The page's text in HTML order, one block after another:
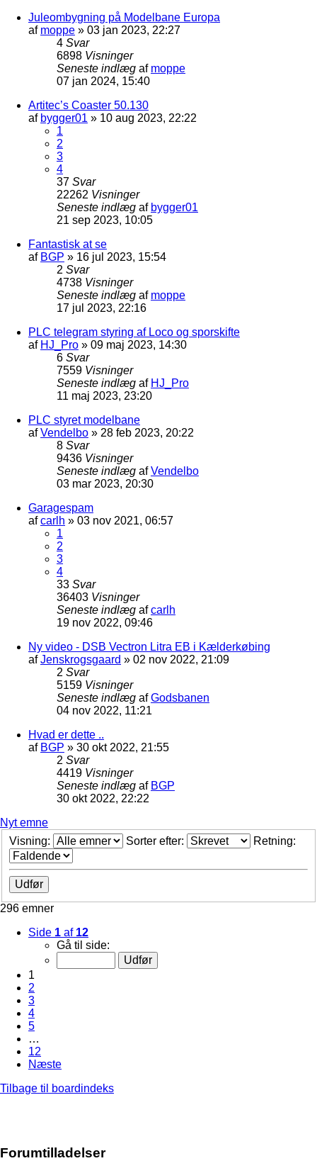
Juleombygning på Modelbane Europa
af moppe » 03 jan 2023, 22:27
4 Svar
6898 Visninger
Seneste indlæg af moppe
07 jan 2024, 15:40
Artitec’s Coaster 50.130
af bygger01 » 10 aug 2023, 22:22
1
2
3
4
37 Svar
22262 Visninger
Seneste indlæg af bygger01
21 sep 2023, 10:05
Fantastisk at se
af BGP » 16 jul 2023, 15:54
2 Svar
4738 Visninger
Seneste indlæg af moppe
17 jul 2023, 22:16
PLC telegram styring af Loco og sporskifte
af HJ_Pro » 09 maj 2023, 14:30
6 Svar
7559 Visninger
Seneste indlæg af HJ_Pro
11 maj 2023, 23:20
PLC styret modelbane
afVendelbo » 28 feb 2023, 20:22
8 Svar
9436 Visninger
Seneste indlæg afVendelbo
03 mar 2023, 20:30
Garagespam
afcarlh » 03 nov 2021, 06:57
1
2
3
4
33 Svar
36403 Visninger
Seneste indlæg afcarlh
19 nov 2022, 09:46
Ny video - DSB Vectron Litra EB i Kælderkøbing
afJenskrogsgaard » 02 nov 2022, 21:09
2 Svar
5159 Visninger
Seneste indlæg afGodsbanen
04 nov 2022, 11:21
Hvad er dette ..
af BGP » 30 okt 2022, 21:55
2 Svar
4419 Visninger
Seneste indlæg af BGP
30 okt 2022, 22:22
Nyt emne
Visning:
Sorter efter: Retning:
296 emner
Side 1 af 12
Gå til side:
1
2
3
4
5
…
12
Næste
Tilbage til boardindeks
Forumtilladelser